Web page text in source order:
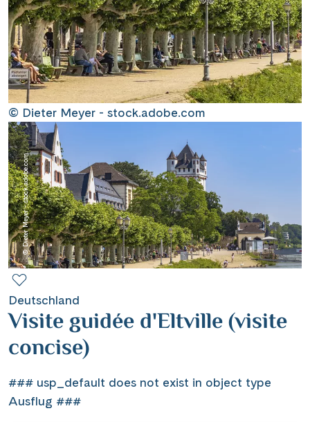
Informations
Contact
Mentions légales
Contact professionnel
Hotline +41 71 552 40 30CH|DE
© Dieter Meyer - stock.adobe.com
© Dieter Meyer - stock.adobe.com
Deutschland
Visite guidée d'Eltville (visite
concise)
### usp_default does not exist in object type
Ausflug ###